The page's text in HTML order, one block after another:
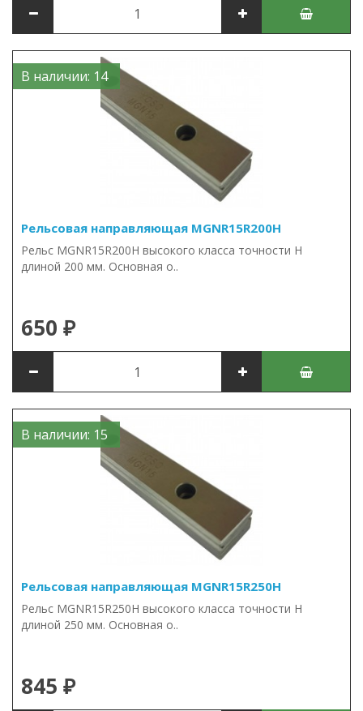
В наличии: 14
Рельсовая направляющая MGNR15R200H
Рельс MGNR15R200H высокого класса точности H
длиной 200 мм. Основная о..
650 ₽
В наличии: 15
Рельсовая направляющая MGNR15R250H
Рельс MGNR15R250H высокого класса точности H
длиной 250 мм. Основная о..
845 ₽